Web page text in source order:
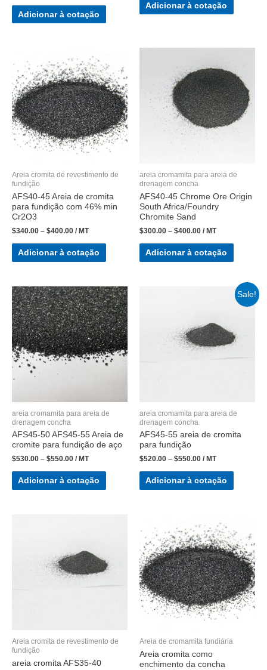
Adicionar à cotação
Adicionar à cotação
Areia cromita de revestimento de
fundição
AFS40-45 Areia de cromita
para fundição com 46% min
Cr2O3
$340.00 – $400.00 / MT
Adicionar à cotação
areia cromamita para areia de
drenagem concha
AFS40-45 Chrome Ore Origin
South Africa/Foundry
Chromite Sand
$300.00 – $400.00 / MT
Adicionar à cotação
areia cromamita para areia de
drenagem concha
AFS45-50 AFS45-55 Areia de
cromite para fundição de aço
$530.00 – $550.00 / MT
Adicionar à cotação
Sale!
areia cromamita para areia de
drenagem concha
AFS45-55 areia de cromita
para fundição
$520.00 – $550.00 / MT
Adicionar à cotação
Areia cromita de revestimento de
fundição
areia cromita AFS35-40
Areia de cromamita fundiária
Areia cromita como
enchimento da concha